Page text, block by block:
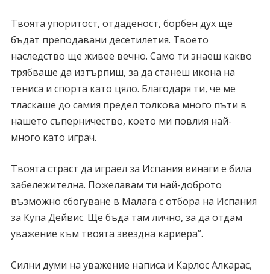
Твоята упоритост, отдаденост, борбен дух ще
бъдат преподавани десетилетия. Твоето
наследство ще живее вечно. Само ти знаеш какво
трябваше да изтърпиш, за да станеш икона на
тениса и спорта като цяло. Благодаря ти, че ме
тласкаше до самия предел толкова много пъти в
нашето съперничество, което ми повлия най-
много като играч.
Твоята страст да играел за Испания винаги е била
забележителна. Пожелавам ти най-доброто
възможно сбогуване в Малага с отбора на Испания
за Купа Дейвис. Ще бъда там лично, за да отдам
уважение към твоята звездна кариера”.
Силни думи на уважение написа и Карлос Алкарас,